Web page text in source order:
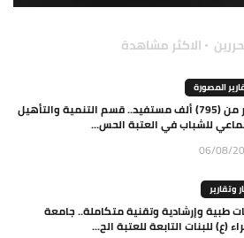
الاكثر مشاهدة
المصورة
بأكثر من (795) ألف مستفيد.. قسم التنمية والتأهيل
للشباب في العتبة الحس...
06/08/
وتقارير
طبية وإرشادية وتقنية متكاملة.. جامعة
(ع) للبنات التابعة للعتبة الح...